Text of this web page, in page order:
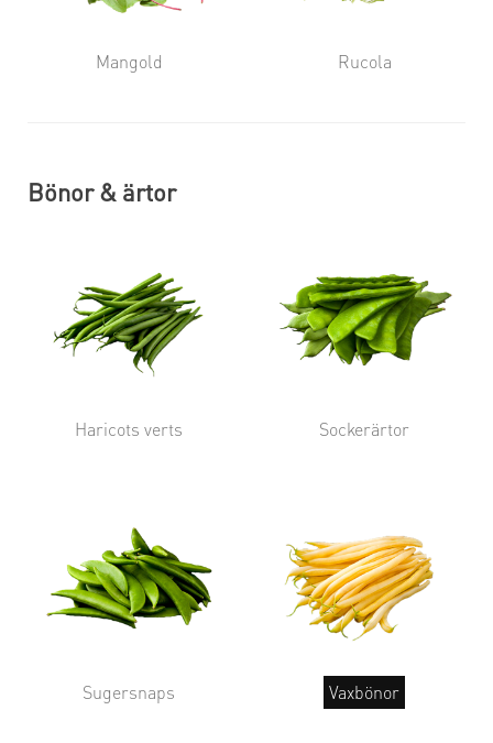
Mangold Rucola
Bönor & ärtor
Haricots verts Sockerärtor
Sugersnaps Vaxbönor